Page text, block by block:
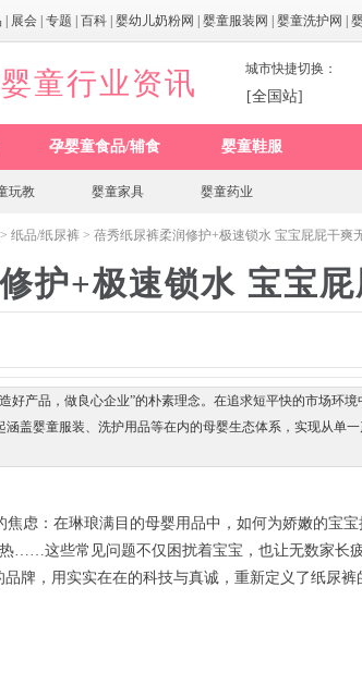
展会 专题 百科 婴幼儿奶粉网 婴童服装网 婴童洗护网
童行业资讯 城市快捷切换：
[全国站]
孕婴童食品/辅食 婴童鞋服
玩教 婴童家具 婴童药业
> 纸品/纸尿裤 > 蓓秀纸尿裤柔润修护+极速锁水 宝宝屁屁干爽
护+极速锁水 宝宝
好产品，做良心企业”的朴素理念。在追求短平快的市场环
盖婴童服装、洗护用品等在内的母婴生态体系，实现从单
虑：在琳琅满目的母婴用品中，如何为娇嫩的宝宝
……这些常见问题不仅困扰着宝宝，也让无数家长
牌，用实实在在的科技与真诚，重新定义了纸尿裤